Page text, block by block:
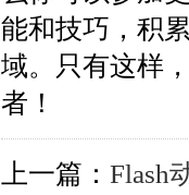
能和技巧，积
域。只有这样
者！
上一篇： Flash